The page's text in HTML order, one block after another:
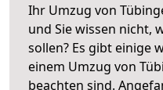
Ihr Umzug von
und Sie wissen nicht,
sollen? Es gibt einige
einem Umzug von
beachten sind.